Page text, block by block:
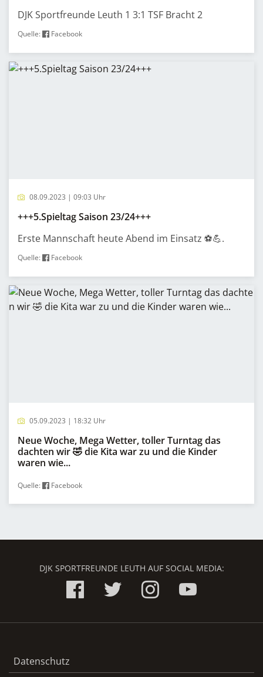
DJK Sportfreunde Leuth 1 3:1 TSF Bracht 2
Quelle: Facebook
08.09.2023 | 09:03 Uhr
+++5.Spieltag Saison 23/24+++
Erste Mannschaft heute Abend im Einsatz ⚽️💪.
Quelle: Facebook
05.09.2023 | 18:32 Uhr
Neue Woche, Mega Wetter, toller Turntag das
dachten wir 🤣 die Kita war zu und die Kinder
waren wie...
Quelle: Facebook
DJK SPORTFREUNDE LEUTH AUF SOCIAL MEDIA:
Datenschutz